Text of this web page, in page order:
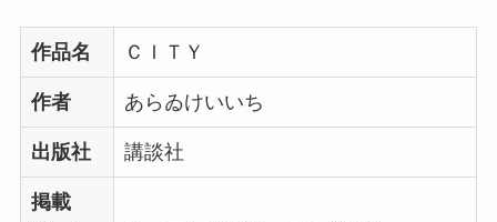
作品名 ＣＩＴＹ
作者 あらゐけいいち
出版社 講談社
掲載